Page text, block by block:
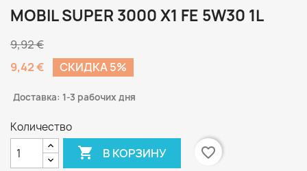
MOBIL SUPER 3000 X1 FE 5W30 1L
9,92 €
9,42 €
CКИДКА 5%
Доставка: 1-3 рабочих дня
Количество
 В КОРЗИНУ
favorite_border